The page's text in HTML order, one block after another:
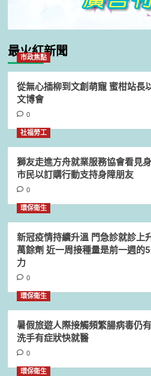
最火紅新聞
市政焦點
從無心插柳到文創萌寵 蜜柑站長
文博會
0
社福勞工
獅友走進方舟就業服務協會看見
市民以訂購行動支持身障朋友
0
環保衛生
新冠疫情持續升溫 門急診就診上
萬餘劑 近一周接種量是前一週的
力
0
環保衛生
暑假旅遊人際接觸頻繁腸病毒仍
洗手有症狀快就醫
0
環保衛生